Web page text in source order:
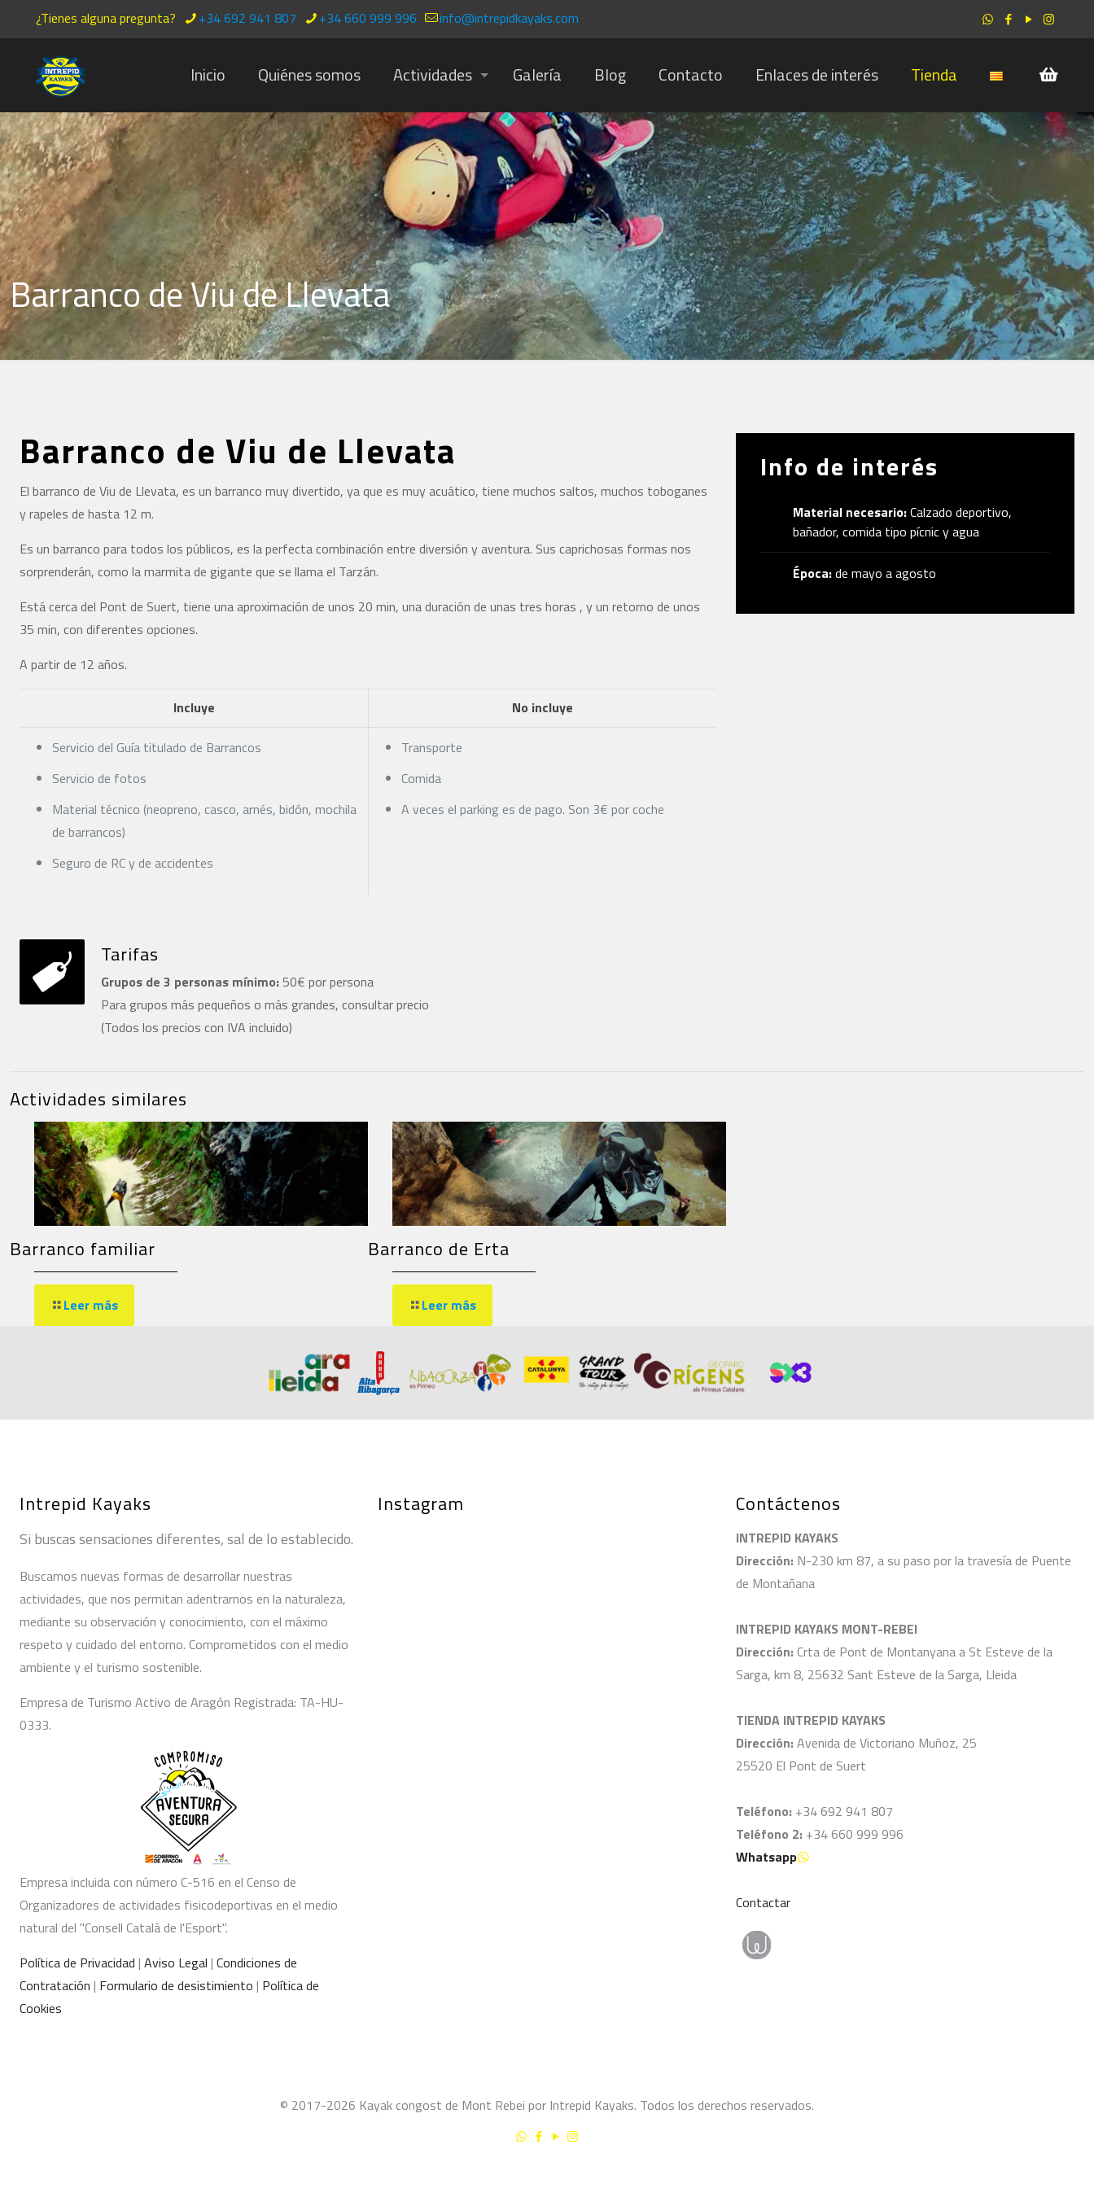
¿Tienes alguna pregunta? +34 692 941 807 +34 660 999 996 info@intrepidkayaks.com
Inicio Quiénes somos Actividades Galería Blog Contacto Enlaces de interés Tienda
Barranco de Viu de Llevata
Barranco de Viu de Llevata
El barranco de Viu de Llevata, es un barranco muy divertido, ya que es muy acuático, tiene muchos saltos, muchos toboganes
y rapeles de hasta 12 m.
Es un barranco para todos los públicos, es la perfecta combinación entre diversión y aventura. Sus caprichosas formas nos
sorprenderán, como la marmita de gigante que se llama el Tarzán.
Está cerca del Pont de Suert, tiene una aproximación de unos 20 min, una duración de unas tres horas , y un retorno de unos
35 min, con diferentes opciones.
A partir de 12 años.
Incluye No incluye
Servicio del Guía titulado de Barrancos
Servicio de fotos
Material técnico (neopreno, casco, arnés, bidón, mochila
de barrancos)
Seguro de RC y de accidentes
Transporte
Comida
A veces el parking es de pago. Son 3€ por coche
Info de interés
Material necesario:Calzado deportivo,
bañador, comida tipo pícnic y agua
Época:de mayo a agosto
Tarifas
Grupos de 3 personas mínimo: 50€ por persona
Para grupos más pequeños o más grandes, consultar precio
(Todos los precios con IVA incluido)
Actividades similares
Barranco familiar
Leer más
Barranco de Erta
Leer más
Intrepid Kayaks
Si buscas sensaciones diferentes, sal de lo establecido.
Buscamos nuevas formas de desarrollar nuestras
actividades, que nos permitan adentrarnos en la naturaleza,
mediante su observación y conocimiento, con el máximo
respeto y cuidado del entorno. Comprometidos con el medio
ambiente y el turismo sostenible.
Empresa de Turismo Activo de Aragón Registrada: TA-HU-
0333.
Empresa incluida con número C-516 en el Censo de
Organizadores de actividades fisicodeportivas en el medio
natural del "Consell Català de l'Esport".
Política de Privacidad | Aviso Legal | Condiciones de
Contratación | Formulario de desistimiento | Política de
Cookies
Instagram Contáctenos
INTREPID KAYAKS
Dirección: N-230 km 87, a su paso por la travesía de Puente
de Montañana
INTREPID KAYAKS MONT-REBEI
Dirección: Crta de Pont de Montanyana a St Esteve de la
Sarga, km 8, 25632 Sant Esteve de la Sarga, Lleida
TIENDA INTREPID KAYAKS
Dirección: Avenida de Victoriano Muñoz, 25
25520 El Pont de Suert
Teléfono: +34 692 941 807
Teléfono 2: +34 660 999 996
Whatsapp
Contactar
© 2017-2026 Kayak congost de Mont Rebei por Intrepid Kayaks. Todos los derechos reservados.